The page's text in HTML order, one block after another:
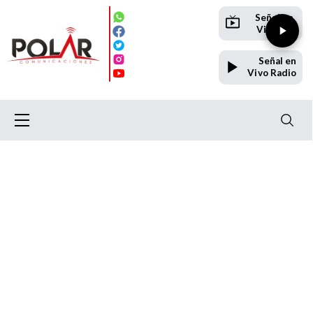
Señal en
Vivo TV
Señal en
Vivo Radio